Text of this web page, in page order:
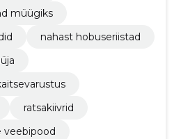
müügiks
nahast hobuseriistad
ratsakiivrid
veebipood